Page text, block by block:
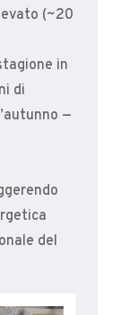
(~20
in
di
—
del